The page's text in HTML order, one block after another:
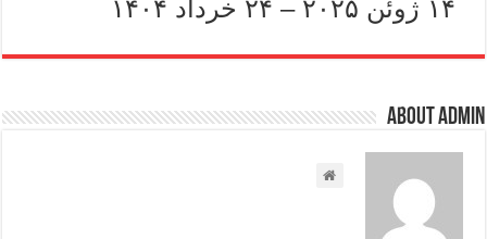
About admin